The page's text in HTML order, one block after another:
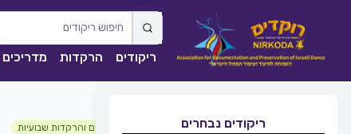
ריקודים הרקדות מדריכים
ריקודים נבחרים חוגים והרקדות שבועיות